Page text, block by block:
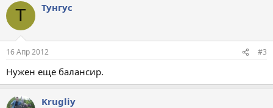
Т Тунгус
16 Апр 2012 #3
Нужен еще балансир.
Krugliy